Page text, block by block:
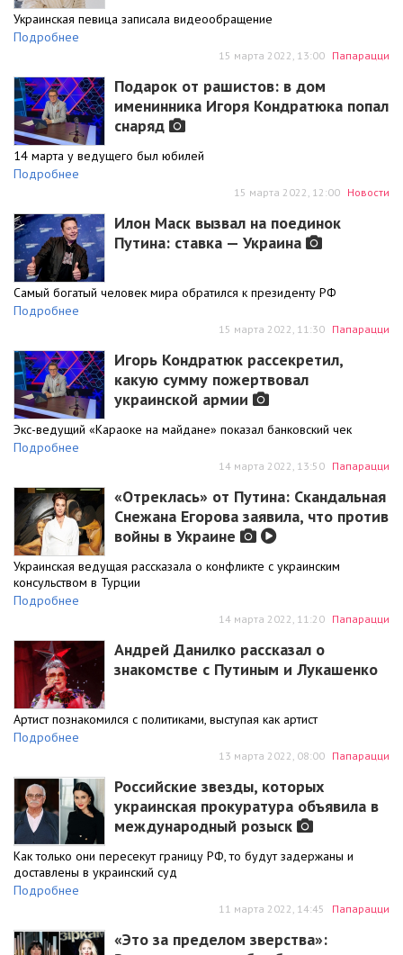
Украинская певица записала видеообращение
Подробнее
15 марта 2022, 13:00 Папарацци
Подарок от рашистов: в дом
именинника Игоря Кондратюка попал
снаряд
14 марта у ведущего был юбилей
Подробнее
15 марта 2022, 12:00 Новости
Илон Маск вызвал на поединок
Путина: ставка — Украина
Самый богатый человек мира обратился к президенту РФ
Подробнее
15 марта 2022, 11:30 Папарацци
Игорь Кондратюк рассекретил,
какую сумму пожертвовал
украинской армии
Экс-ведущий «Караоке на майдане» показал банковский чек
Подробнее
14 марта 2022, 13:50 Папарацци
«Отреклась» от Путина: Скандальная
Снежана Егорова заявила, что против
войны в Украине
Украинская ведущая рассказала о конфликте с украинским
консульством в Турции
Подробнее
14 марта 2022, 11:20 Папарацци
Андрей Данилко рассказал о
знакомстве с Путиным и Лукашенко
Артист познакомился с политиками, выступая как артист
Подробнее
13 марта 2022, 08:00 Папарацци
Российские звезды, которых
украинская прокуратура объявила в
международный розыск
Как только они пересекут границу РФ, то будут задержаны и
доставлены в украинский суд
Подробнее
11 марта 2022, 14:45 Папарацци
«Это за пределом зверства»: